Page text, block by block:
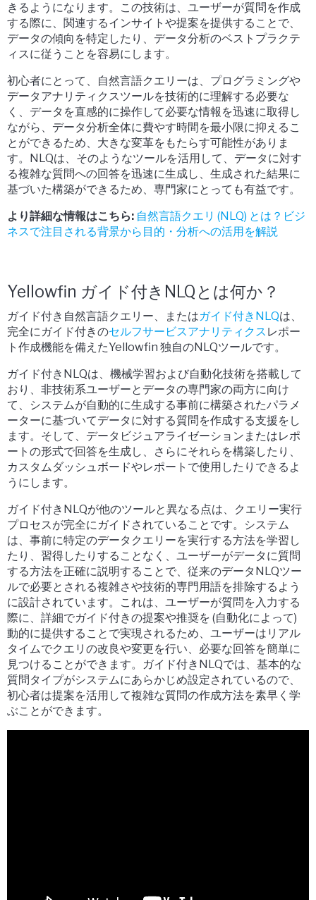
きるようになります。この技術は、ユーザーが質問を作成
する際に、関連するインサイトや提案を提供することで、
データの傾向を特定したり、データ分析のベストプラクテ
ィスに従うことを容易にします。
初心者にとって、自然言語クエリーは、プログラミングや
データアナリティクスツールを技術的に理解する必要な
く、データを直感的に操作して必要な情報を迅速に取得し
ながら、データ分析全体に費やす時間を最小限に抑えるこ
とができるため、大きな変革をもたらす可能性がありま
す。NLQは、そのようなツールを活用して、データに対す
る複雑な質問への回答を迅速に生成し、生成された結果に
基づいた構築ができるため、専門家にとっても有益です。
より詳細な情報はこちら: 自然言語クエリ (NLQ) とは？ビジ
ネスで注目される背景から目的・分析への活用を解説
Yellowfin ガイド付きNLQとは何か？
ガイド付き自然言語クエリー、またはガイド付きNLQは、
完全にガイド付きのセルフサービスアナリティクス レポー
ト作成機能を備えたYellowfin 独自のNLQツールです。
ガイド付きNLQは、機械学習および自動化技術を搭載して
おり、非技術系ユーザーとデータの専門家の両方に向け
て、システムが自動的に生成する事前に構築されたパラメ
ーターに基づいてデータに対する質問を作成する支援をし
ます。そして、データビジュアライゼーションまたはレポ
ートの形式で回答を生成し、さらにそれらを構築したり、
カスタムダッシュボードやレポートで使用したりできるよ
うにします。
ガイド付きNLQが他のツールと異なる点は、クエリー実行
プロセスが完全にガイドされていることです。システム
は、事前に特定のデータクエリーを実行する方法を学習し
たり、習得したりすることなく、ユーザーがデータに質問
する方法を正確に説明することで、従来のデータNLQツー
ルで必要とされる複雑さや技術的専門用語を排除するよう
に設計されています。これは、ユーザーが質問を入力する
際に、詳細でガイド付きの提案や推奨を (自動化によって)
動的に提供することで実現されるため、ユーザーはリアル
タイムでクエリの改良や変更を行い、必要な回答を簡単に
見つけることができます。ガイド付きNLQでは、基本的な
質問タイプがシステムにあらかじめ設定されているので、
初心者は提案を活用して複雑な質問の作成方法を素早く学
ぶことができます。